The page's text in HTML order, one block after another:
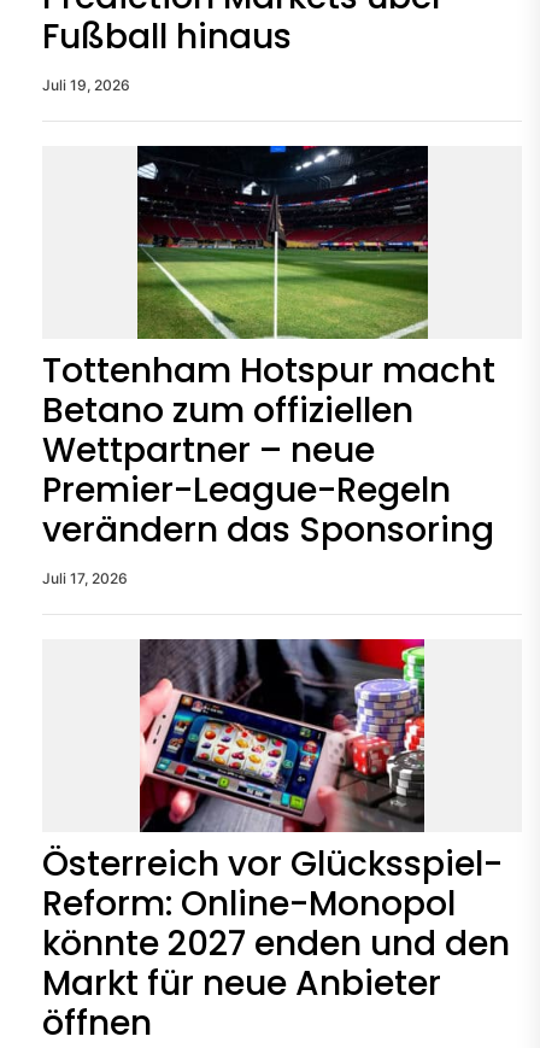
Fußball hinaus
Juli 19, 2026
Tottenham Hotspur macht
Betano zum offiziellen
Wettpartner – neue
Premier-League-Regeln
verändern das Sponsoring
Juli 17, 2026
Österreich vor Glücksspiel-
Reform: Online-Monopol
könnte 2027 enden und den
Markt für neue Anbieter
öffnen